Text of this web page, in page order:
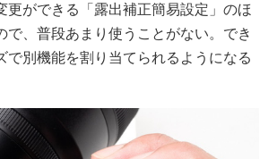
更ができる「露出補正簡易設定」のほ
で、普段あまり使うことがない。でき
で別機能を割り当てられるようになる